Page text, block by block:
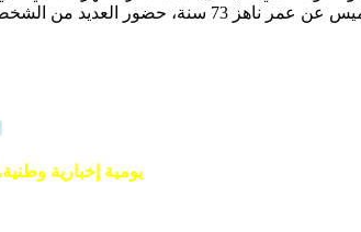
الشخصيات السياسية والفنية.
يومية إخبارية